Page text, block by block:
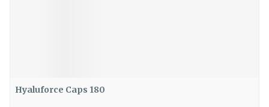
Hyaluforce Caps 180